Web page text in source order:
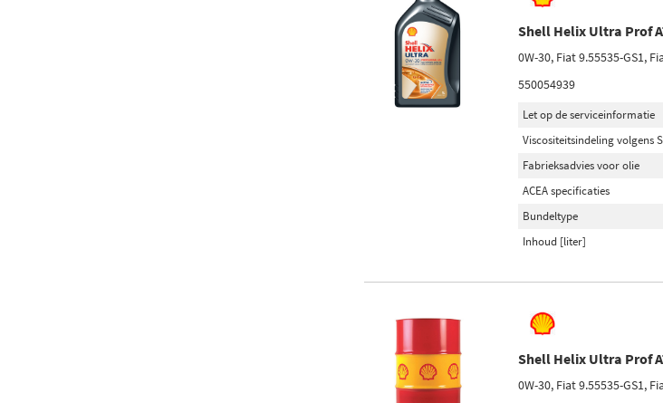
Shell Helix Ultra Prof
0W-30, Fiat 9.55535-GS1,
550054939
Let op de serviceinformatie
Viscositeitsindeling volgens
Fabrieksadvies voor olie
ACEA specificaties
Bundeltype
Inhoud [liter]
Shell Helix Ultra Prof
0W-30, Fiat 9.55535-GS1,